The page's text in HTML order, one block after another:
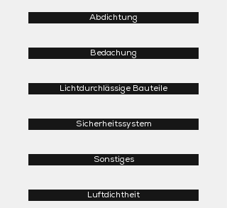
Abdichtung
Bedachung
Lichtdurchlässige Bauteile
Sicherheitssystem
Sonstiges
Luftdichtheit